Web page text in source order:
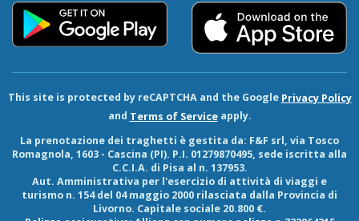
This site is protected by reCAPTCHA and the Google Privacy Policy
and Terms of Serviceapply.
La prenotazione dei traghetti è gestita da: F&F srl, via Tosco
Romagnola, 1603 - Cascina (PI). P.I. 01279870495, sede iscritta alla
C.C.I.A. di Pisa al n. 137953.
Aut. Amministrativa per l'esercizio di attività di viaggi e
turismo n. 154 del 04 maggio 2000 rilasciata dalla Provincia di
Livorno. Capitale sociale 20.800 €.